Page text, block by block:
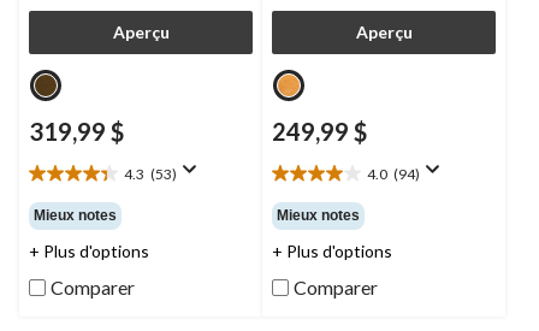
Aperçu
319,99 $
4.3 (53)
4.3
étoile(s)
sur
5.
53
évaluations
Mieux notes
+ Plus d'options
Comparer
Aperçu
249,99 $
4.0 (94)
4.0
étoile(s)
sur
5.
94
évaluations
Mieux notes
+ Plus d'options
Comparer